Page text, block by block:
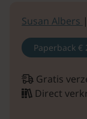
Susan Albers
Paperback €
Gratis
Direct